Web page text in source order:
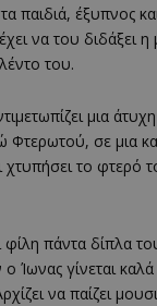
παιδιά, έξυπνος
να του διδάξει η
του.
μια
Φτερωτού, σε μια
χτυπήσει το φτερό
πάντα δίπλα
Ίωνας γίνεται
να παίζει